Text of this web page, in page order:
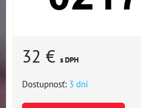
32 € s DPH
Dostupnosť: 3 dni